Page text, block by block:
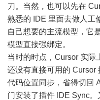
刀。当然，也可以先在
熟悉的 IDE 里面去做人工
自己想要的主流模型，它
模型直接强绑定。
当时的时点，Cursor 实际
还没有直接可用的 Cursor
代码位置同步，省得切回
门安装了插件 IDE Sync